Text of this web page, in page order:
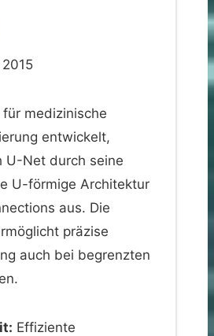
2015
medizinische
entwickelt,
U-Net durch seine
U-förmige Architektur
aus. Die
präzise
auch bei begrenzten
Effiziente